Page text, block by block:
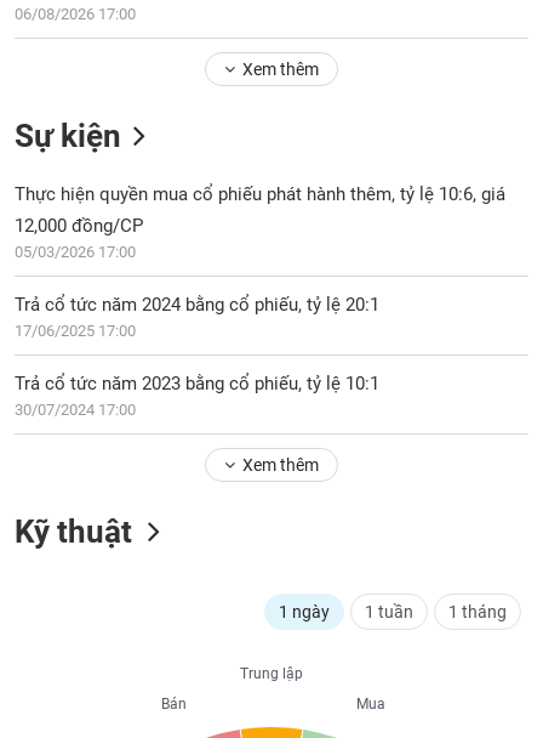
Giao
dịch
Phân
kỹ
thuật
Hồ
sơ
doanh
nghiệp
Tin
06/08/2026 17:00
Xem thêm
Sự kiện
Thực hiện quyền mua cổ phiếu phát hành thêm, tỷ lệ 10:6, giá
12,000 đồng/CP
05/03/2026 17:00
Trả cổ tức năm 2024 bằng cổ phiếu, tỷ lệ 20:1
17/06/2025 17:00
Trả cổ tức năm 2023 bằng cổ phiếu, tỷ lệ 10:1
30/07/2024 17:00
Xem thêm
Kỹ thuật
1 ngày 1 tuần 1 tháng
Trung lập
Mua
Bán
NĂNG
LƯỢNG
VẬT
LIỆU